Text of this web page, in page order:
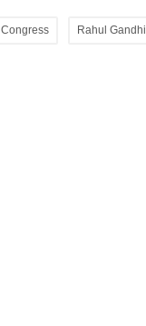
Congress Rahul Gandhi